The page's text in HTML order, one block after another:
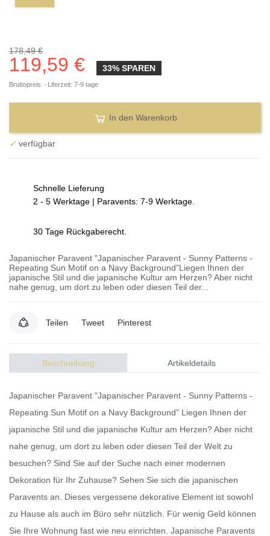
178,49 €
119,59 € 33% SPAREN
Bruttopreis Liferzeit: 7-9 tage
In den Warenkorb
✓ verfügbar
Schnelle Lieferung
2 - 5 Werktage | Paravents: 7-9 Werktage.
30 Tage Rückgaberecht.
Japanischer Paravent "Japanischer Paravent - Sunny Patterns -
Repeating Sun Motif on a Navy Background"Liegen Ihnen der
japanische Stil und die japanische Kultur am Herzen? Aber nicht
nahe genug, um dort zu leben oder diesen Teil der...
Teilen Tweet Pinterest
Beschreibung Artikeldetails
Japanischer Paravent "Japanischer Paravent - Sunny Patterns -
Repeating Sun Motif on a Navy Background" Liegen Ihnen der
japanische Stil und die japanische Kultur am Herzen? Aber nicht
nahe genug, um dort zu leben oder diesen Teil der Welt zu
besuchen? Sind Sie auf der Suche nach einer modernen
Dekoration für Ihr Zuhause? Sehen Sie sich die japanischen
Paravents an. Dieses vergessene dekorative Element ist sowohl
zu Hause als auch im Büro sehr nützlich. Für wenig Geld können
Sie Ihre Wohnung fast wie neu einrichten. Japanische Paravents